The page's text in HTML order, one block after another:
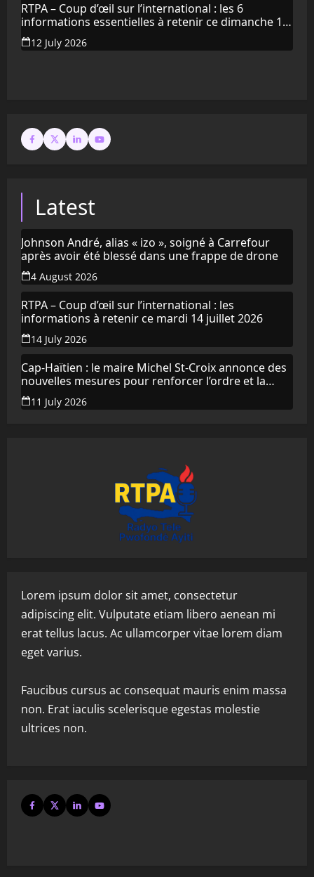
RTPA – Coup d’œil sur l’international : les 6
informations essentielles à retenir ce dimanche 12
juillet 2026
12 July 2026
Latest
Johnson André, alias « izo », soigné à Carrefour
après avoir été blessé dans une frappe de drone
4 August 2026
RTPA – Coup d’œil sur l’international : les
informations à retenir ce mardi 14 juillet 2026
14 July 2026
Cap-Haïtien : le maire Michel St-Croix annonce des
nouvelles mesures pour renforcer l’ordre et la
propreté de la ville
11 July 2026
Lorem ipsum dolor sit amet, consectetur
adipiscing elit. Vulputate etiam libero aenean mi
erat tellus lacus. Ac ullamcorper vitae lorem diam
eget varius.
Faucibus cursus ac consequat mauris enim massa
non. Erat iaculis scelerisque egestas molestie
ultrices non.